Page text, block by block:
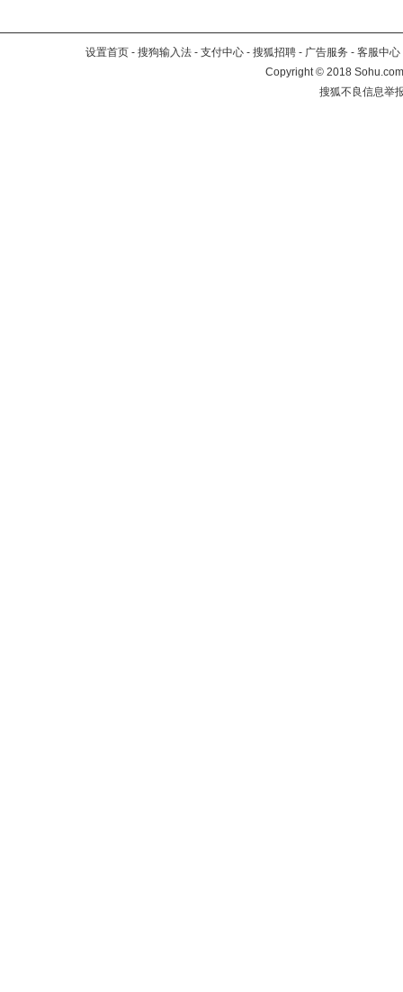
设置首页 - 搜狗输入法 - 支付中心 - 搜狐招聘 - 广告服务 - 客服中心
Copyright©2018
搜狐不良信息举